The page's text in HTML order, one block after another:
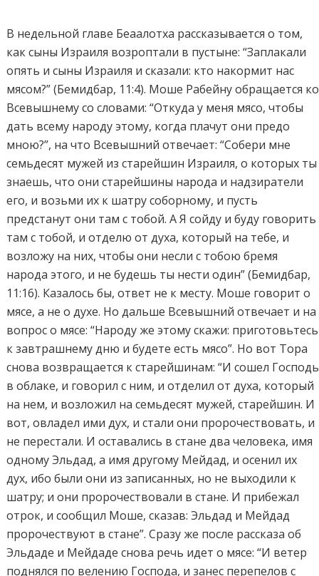
В недельной главе Беаалотха рассказывается о том,
как сыны Израиля возроптали в пустыне: “Заплакали
опять и сыны Израиля и сказали: кто накормит нас
мясом?” (Бемидбар, 11:4). Моше Рабейну обращается ко
Всевышнему со словами: “Откуда у меня мясо, чтобы
дать всему народу этому, когда плачут они предо
мною?”, на что Всевышний отвечает: “Собери мне
семьдесят мужей из старейшин Израиля, о которых ты
знаешь, что они старейшины народа и надзиратели
его, и возьми их к шатру соборному, и пусть
предстанут они там с тобой. А Я сойду и буду говорить
там с тобой, и отделю от духа, который на тебе, и
возложу на них, чтобы они несли с тобою бремя
народа этого, и не будешь ты нести один” (Бемидбар,
11:16). Казалось бы, ответ не к месту. Моше говорит о
мясе, а не о духе. Но дальше Всевышний отвечает и на
вопрос о мясе: “Народу же этому скажи: приготовьтесь
к завтрашнему дню и будете есть мясо”. Но вот Тора
снова возвращается к старейшинам: “И сошел Господь
в облаке, и говорил с ним, и отделил от духа, который
на нем, и возложил на семьдесят мужей, старейшин. И
вот, овладел ими дух, и стали они пророчествовать, и
не перестали. И оставались в стане два человека, имя
одному Эльдад, а имя другому Мейдад, и осенил их
дух, ибо были они из записанных, но не выходили к
шатру; и они пророчествовали в стане. И прибежал
отрок, и сообщил Моше, сказав: Эльдад и Мейдад
пророчествуют в стане”. Сразу же после рассказа об
Эльдаде и Мейдаде снова речь идет о мясе: “И ветер
поднялся по велению Господа, и занес перепелов с